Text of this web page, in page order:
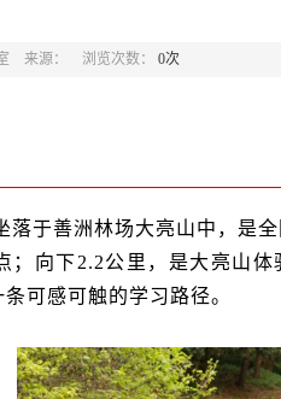
来源： 浏览次数： 0次
落于善洲林场大亮山中，是
；向下2.2公里，是大亮山
可感可触的学习路径。